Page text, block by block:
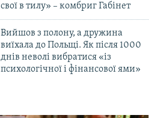
свої в тилу» – комбриг Габінет
Вийшов з полону, а дружина
виїхала до Польщі. Як після 1000
днів неволі вибратися «із
психологічної і фінансової ями»